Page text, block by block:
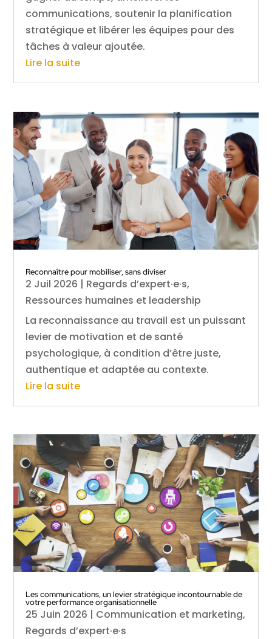
communications, soutenir la planification
stratégique et libérer les équipes pour des
tâches à valeur ajoutée.
Lire la suite
Reconnaître pour mobiliser, sans diviser
2 Juil 2026 | Regards d’expert·e·s,
Ressources humaines et leadership
La reconnaissance au travail est un puissant
levier de motivation et de santé
psychologique, à condition d’être juste,
authentique et adaptée au contexte.
Lire la suite
Les communications, un levier stratégique incontournable de
votre performance organisationnelle
25 Juin 2026 | Communication et marketing,
Regards d’expert·e·s